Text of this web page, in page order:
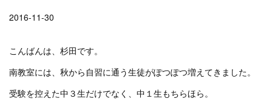
2016-11-30
こんばんは、杉田です。
南教室には、秋から自習に通う生徒がぽつぽつ増えてきました。
受験を控えた中３生だけでなく、中１生もちらほら。